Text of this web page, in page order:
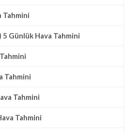
Tahmini
5 Günlük Hava Tahmini
Tahmini
Tahmini
Tahmini